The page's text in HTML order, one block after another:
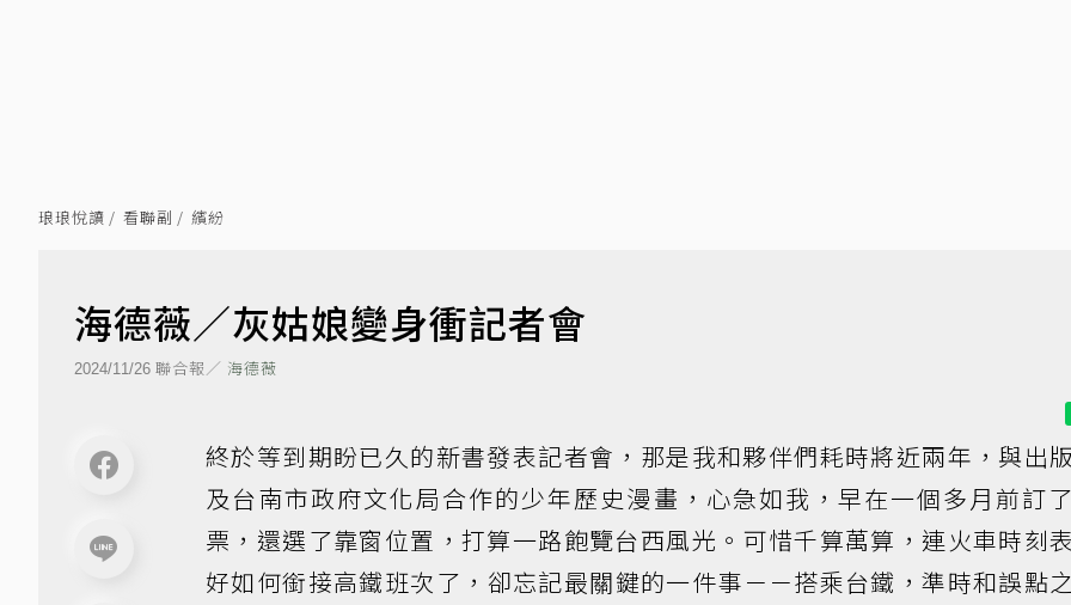
琅琅悅讀 看聯副 繽紛
海德薇／灰姑娘變身衝記者會
2024/11/26 聯合報／ 海德薇
終於等到期盼已久的新書發表記者會，那是我和夥伴們耗時將近兩年，與出
及台南市政府文化局合作的少年歷史漫畫，心急如我，早在一個多月前訂
票，還選了靠窗位置，打算一路飽覽台西風光。可惜千算萬算，連火車時刻
好如何銜接高鐵班次了，卻忘記最關鍵的一件事－－搭乘台鐵，準時和誤點